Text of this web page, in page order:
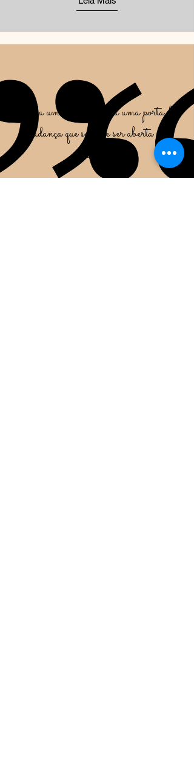
Cada um de nós guarda uma porta da
mudança que só pode ser aberta por
dentro